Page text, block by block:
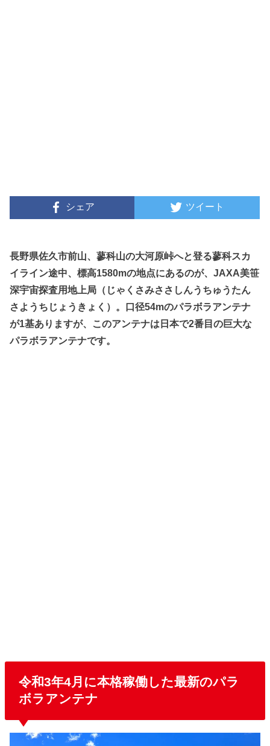
シェア ツイート
長野県佐久市前山、蓼科山の大河原峠へと登る蓼科スカ
イライン途中、標高1580mの地点にあるのが、JAXA美笹
深宇宙探査用地上局（じゃくさみささしんうちゅうたん
さようちじょうきょく）。口径54mのパラボラアンテナ
が1基ありますが、このアンテナは日本で2番目の巨大な
パラボラアンテナです。
令和3年4月に本格稼働した最新のパラ
ボラアンテナ